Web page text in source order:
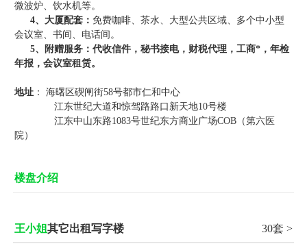
微波炉、饮水机等。
4、 大厦配套： 免费咖啡、茶水、大型公共区域、多个中小型
会议室、书间、电话间。
5、
附赠服务： 代收信件，秘书接电，财税代理，工商*，年检
年报，会议室租赁。
地址： 海曙区碶闸街58号都市仁和中心
江东世纪大道和惊驾路路口新天地10号楼
江东中山东路1083号世纪东方商业广场COB（第六医
院）
楼盘介绍
30套 >
王小姐其它出租写字楼